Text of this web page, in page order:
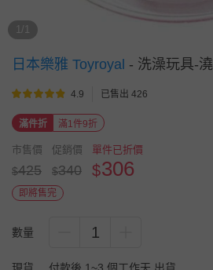
1/1
日本樂雅 Toyroyal - 洗澡玩具-
4.9 已售出 426
滿件折 滿1件9折
市售價
$425
促銷價
$340
單件已折價
$306
即將售完
數量 1